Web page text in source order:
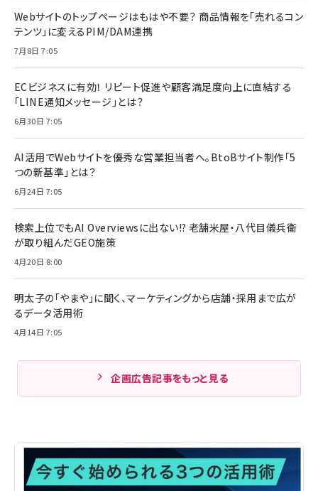
Webサイトのトップページはもはや不要？ 商品情報を「売れるコン
テンツ」に変えるPIM/DAM連携
7月8日 7:05
ECビジネスに有効！ リピート促進や顧客満足度向上に直結する
「LINE通知メッセージ」とは？
6月30日 7:05
AI活用でWebサイトを優秀な営業担当者へ。BtoBサイト制作「5
つの新基準」とは？
6月24日 7:05
検索上位でもAI Overviewsに出ない!? 老舗米屋・八代目儀兵衛
が取り組んだGEO施策
4月20日 8:00
明太子の「やまや」に聞く、マーケティングから店舗・採用まで広が
るデータ活用術
4月14日 7:05
企画広告記事をもっと見る